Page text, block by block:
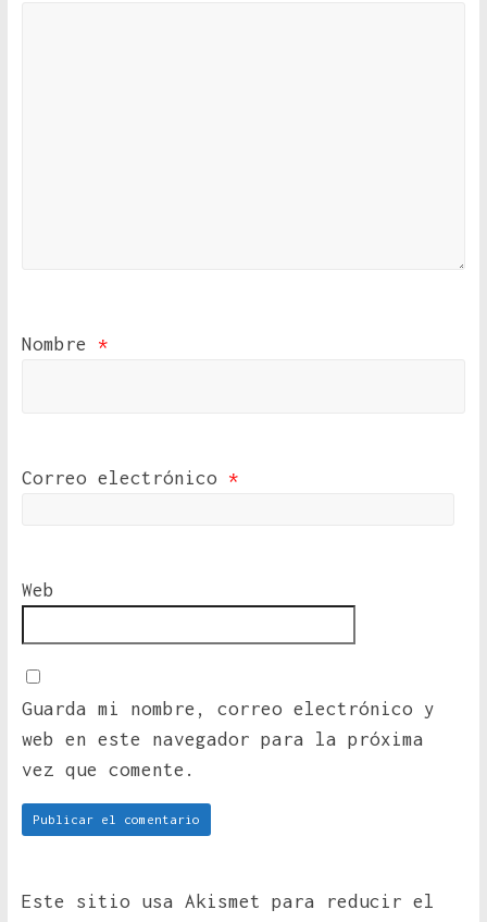
Nombre *
Correo electrónico *
Web
Guarda mi nombre, correo electrónico y
web en este navegador para la próxima
vez que comente.
Este sitio usa Akismet para reducir el